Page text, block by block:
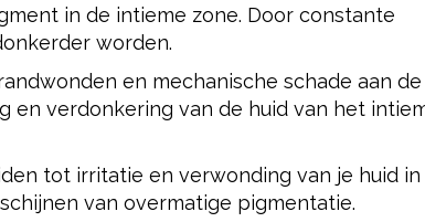
in de intieme zone. Door constante
worden.
en mechanische schade aan de
en verdonkering van de huid van het
tot irritatie en verwonding van je huid in
van overmatige pigmentatie.